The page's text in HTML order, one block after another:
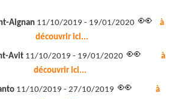
Aignan 11/10/2019 - 19/01/2020 👀
à
découvrir ici...
Avit11/10/2019 - 19/01/2020 👀
à
découvrir ici...
11/10/2019 - 27/10/2019 👀
à